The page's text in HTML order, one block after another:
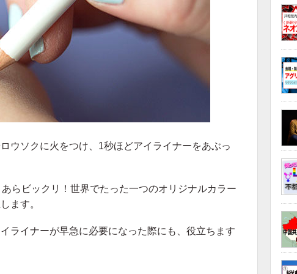
ウソクに火をつけ、1秒ほどアイライナーをあぶっ
らビックリ！世界でたった一つのオリジナルカラー
ます。
ライナーが早急に必要になった際にも、役立ちます